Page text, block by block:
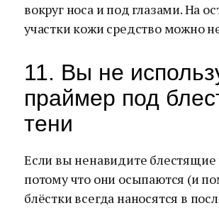
вокруг носа и под глазами. На
участки кожи средство можно
11. Вы не
праймер под
тени
Если вы ненавидите блестящие
потому что они осыпаются (и
блёстки всегда наносятся в